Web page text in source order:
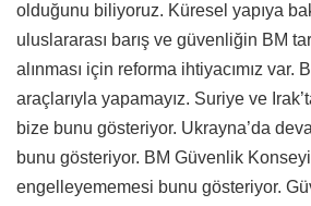
olduğunu biliyoruz. Küresel yapıya
uluslararası barış ve güvenliğin BM
alınması için reforma ihtiyacımız var.
araçlarıyla yapamayız. Suriye ve
bize bunu gösteriyor. Ukrayna’da
bunu gösteriyor. BM Güvenlik
engelleyememesi bunu gösteriyor.